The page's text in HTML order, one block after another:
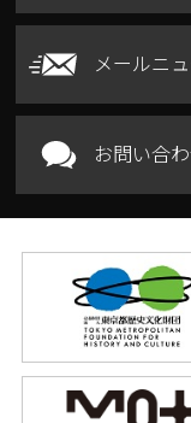
メールニ
お問い合